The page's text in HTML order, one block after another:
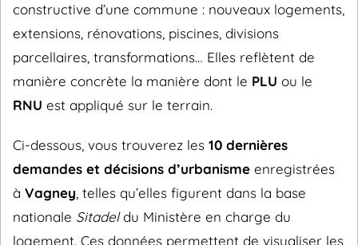
constructive d’une commune : nouveaux logements,
extensions, rénovations, piscines, divisions
parcellaires, transformations… Elles reflètent de
manière concrète la manière dont le PLU ou le
RNU est appliqué sur le terrain.
Ci-dessous, vous trouverez les 10 dernières
demandes et décisions d’urbanisme enregistrées
à Vagney , telles qu’elles figurent dans la base
nationale Sitadeldu Ministère en charge du
logement. Ces données permettent de visualiser les